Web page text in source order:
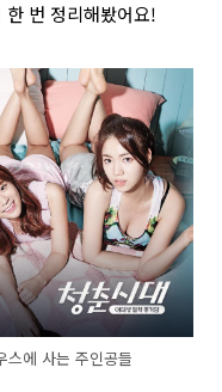
한 번 정리해봤어요!
스에 사는 주인공들